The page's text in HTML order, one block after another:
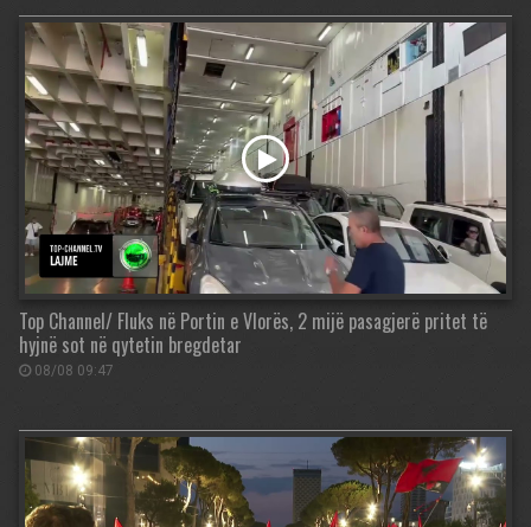
Top Channel/ Fluks në Portin e Vlorës, 2 mijë pasagjerë pritet të
hyjnë sot në qytetin bregdetar
08/08 09:47